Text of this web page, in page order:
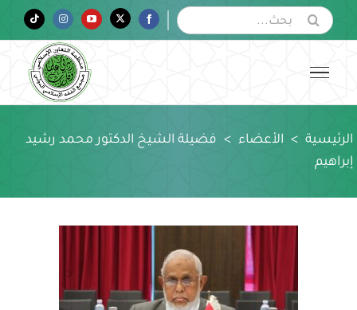
البحث
عن:
Facebook
Twitter
YouTube
Instagram
Tiktok
الرئيسية > الأعضاء > فضيلة الشيخ الدكتور محمد رشيد
إبراهيم